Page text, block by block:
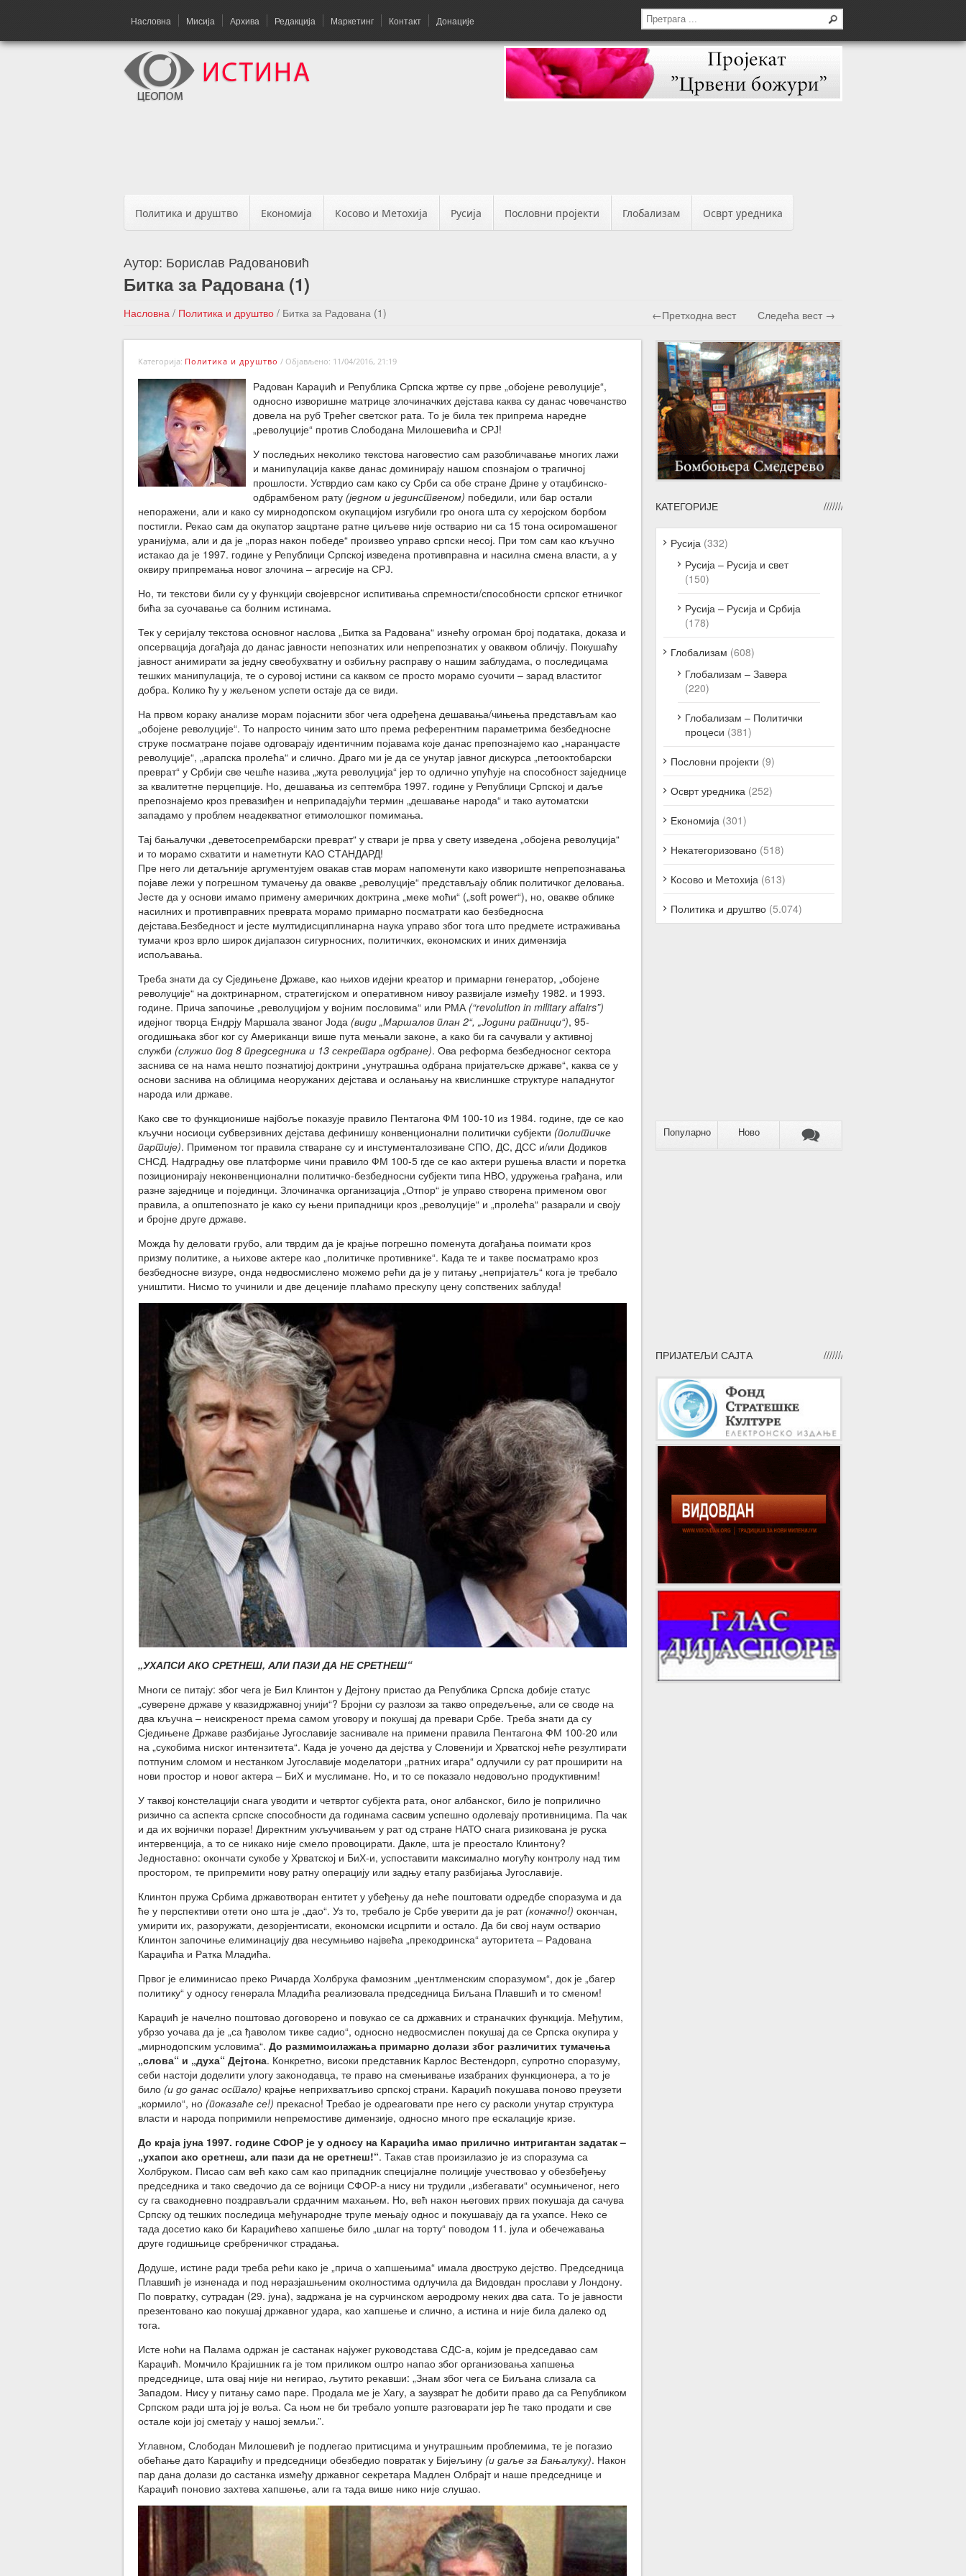
Насловна Мисија Архива Редакција Маркетинг Контакт Донације
Политика и друштво Економија Косово и Метохија Русија Пословни пројекти Глобализам Осврт уредника
Аутор: Борислав Радовановић
Битка за Радована (1)
Насловна / Политика и друштво / Битка за Радована (1) ←Претходна вест Следећа вест →
Категорија: Политика и друштво / Објављено: 11/04/2016, 21:19
Радован Караџић и Република Српска жртве су прве „обојене револуције“,
односно изворишне матрице злочиначких дејстава каква су данас човечанство
довела на руб Трећег светског рата. То је била тек припрема наредне
„револуције“ против Слободана Милошевића и СРЈ!
У последњих неколико текстова наговестио сам разобличавање многих лажи
и манипулација какве данас доминирају нашом спознајом о трагичној
прошлости. Устврдио сам како су Срби са обе стране Дрине у отаџбинско-
одбрамбеном рату (једном и јединственом) победили, или бар остали
непоражени, али и како су мирнодопском окупацијом изгубили гро онога шта су херојском борбом
постигли. Рекао сам да окупатор зацртане ратне циљеве није остварио ни са 15 тона осиромашеног
уранијума, али и да је „пораз након победе“ произвео управо српски несој. При том сам као кључно
истакао да је 1997. године у Републици Српској изведена противправна и насилна смена власти, а у
оквиру припремања новог злочина – агресије на СРЈ.
Но, ти текстови били су у функцији својеврсног испитивања спремности/способности српског етничког
бића за суочавање са болним истинама.
Тек у серијалу текстова основног наслова „Битка за Радована“ изнећу огроман број података, доказа и
опсервација догађаја до данас јавности непознатих или непрепознатих у оваквом обличју. Покушаћу
јавност анимирати за једну свеобухватну и озбиљну расправу о нашим заблудама, о последицама
тешких манипулација, те о суровој истини са каквом се просто морамо суочити – зарад властитог
добра. Колико ћу у жељеном успети остаје да се види.
На првом кораку анализе морам појаснити због чега одређена дешавања/чињења представљам као
„обојене револуције“. То напросто чиним зато што према референтним параметрима безбедносне
струке посматране појаве одговарају идентичним појавама које данас препознајемо као „наранџасте
револуције“, „арапска пролећа“ и слично. Драго ми је да се унутар јавног дискурса „петооктобарски
преврат“ у Србији све чешће назива „жута револуција“ јер то одлично упућује на способност заједнице
за квалитетне перцепције. Но, дешавања из септембра 1997. године у Републици Српској и даље
препознајемо кроз превазиђен и неприпадајући термин „дешавање народа“ и тако аутоматски
западамо у проблем неадекватног етимолошког помимања.
Тај бањалучки „деветосепрембарски преврат“ у ствари је прва у свету изведена „обојена револуција“
и то морамо схватити и наметнути КАО СТАНДАРД!
Пре него ли детаљније аргументујем овакав став морам напоменути како извориште непрепознавања
појаве лежи у погрешном тумачењу да овакве „револуције“ представљају облик политичког деловања.
Јесте да у основи имамо примену америчких доктрина „меке моћи“ („soft power“), но, овакве облике
насилних и противправних преврата морамо примарно посматрати као безбедносна
дејстава.Безбедност и јесте мултидисциплинарна наука управо због тога што предмете истраживања
тумачи кроз врло широк дијапазон сигурносних, политичких, економских и иних димензија
испољавања.
Треба знати да су Сједињене Државе, као њихов идејни креатор и примарни генератор, „обојене
револуције“ на доктринарном, стратегијском и оперативном нивоу развијале између 1982. и 1993.
године. Прича започиње „револуцијом у војним пословима“ или РМА(“revolution in military affairs”)
идејног творца Ендрју Маршала званог Јода (види „Маршалов план 2“, „Јодини ратници“), 95-
огодишњака због ког су Американци више пута мењали законе, а како би га сачували у активној
служби (служио под 8 председника и 13 секретара одбране). Ова реформа безбедносног сектора
заснива се на нама нешто познатијој доктрини „унутрашња одбрана пријатељске државе“, каква се у
основи заснива на облицима неоружаних дејстава и ослањању на квислиншке структуре нападнутог
народа или државе.
Како све то функционише најбоље показује правило Пентагона ФМ 100-10 из 1984. године, где се као
кључни носиоци субверзивних дејстава дефинишу конвенционални политички субјекти (политичке
партије). Применом тог правила стваране су и инстументалозиване СПО, ДС, ДСС и/или Додиков
СНСД. Надградњу ове платформе чини правило ФМ 100-5 где се као актери рушења власти и поретка
позиционирају неконвенционални политичко-безбедносни субјекти типа НВО, удружења грађана, или
разне заједнице и појединци. Злочиначка организација „Отпор“ је управо створена применом овог
правила, а општепознато је како су њени припадници кроз „револуције“ и „пролећа“ разарали и своју
и бројне друге државе.
Можда ћу деловати грубо, али тврдим да је крајње погрешно поменута догађања поимати кроз
призму политике, а њихове актере као „политичке противнике“. Када те и такве посматрамо кроз
безбедносне визуре, онда недвосмислено можемо рећи да је у питању „непријатељ“ кога је требало
уништити. Нисмо то учинили и две деценије плаћамо прескупу цену сопствених заблуда!
„УХАПСИ АКО СРЕТНЕШ, АЛИ ПАЗИ ДА НЕ СРЕТНЕШ“
Многи се питају: због чега је Бил Клинтон у Дејтону пристао да Република Српска добије статус
„суверене државе у квазидржавној унији“? Бројни су разлози за такво опредељење, али се своде на
два кључна – неискреност према самом уговору и покушај да превари Србе. Треба знати да су
Сједињене Државе разбијање Југославије заснивале на примени правила Пентагона ФМ 100-20 или
на „сукобима ниског интензитета“. Када је уочено да дејства у Словенији и Хрватској неће резултирати
потпуним сломом и нестанком Југославије моделатори „ратних игара“ одлучили су рат проширити на
нови простор и новог актера – БиХ и муслимане. Но, и то се показало недовољно продуктивним!
У таквој констелацији снага уводити и четвртог субјекта рата, оног албанског, било је поприлично
ризично са аспекта српске способности да годинама сасвим успешно одолевају противницима. Па чак
и да их војнички поразе! Директним укључивањем у рат од стране НАТО снага ризикована је руска
интервенција, а то се никако није смело провоцирати. Дакле, шта је преостало Клинтону?
Једноставно: окончати сукобе у Хрватској и БиХ-и, успоставити максимално могућу контролу над тим
простором, те припремити нову ратну операцију или задњу етапу разбијања Југославије.
Клинтон пружа Србима државотворан ентитет у убеђењу да неће поштовати одредбе споразума и да
ће у перспективи отети оно шта је „дао“. Уз то, требало је Србе уверити да је рат (коначно!) окончан,
умирити их, разоружати, дезорјентисати, економски исцрпити и остало. Да би свој наум остварио
Клинтон започиње елиминацију два несумњиво највећа „прекодринска“ ауторитета – Радована
Караџића и Ратка Младића.
Првог је елиминисао преко Ричарда Холбрука фамозним „џентлменским споразумом“, док је „багер
политику“ у односу генерала Младића реализовала председница Биљана Плавшић и то сменом!
Караџић је начелно поштовао договорено и повукао се са државних и страначких функција. Међутим,
убрзо уочава да је „са ђаволом тикве садио“, односно недвосмислен покушај да се Српска окупира у
„мирнодопским условима“. До размимоилажања примарно долази због различитих тумачења
„слова“ и „духа“ Дејтона. Конкретно, високи представник Карлос Вестендорп, супротно споразуму,
себи настоји доделити улогу законодавца, те право на смењивање изабраних функционера, а то је
било (и до данас остало) крајње неприхватљиво српској страни. Караџић покушава поново преузети
„кормило“, но (показаће се!) прекасно! Требао је одреаговати пре него су расколи унутар структура
власти и народа попримили непремостиве димензије, односно много пре ескалације кризе.
До краја јуна 1997. године СФОР је у односу на Караџића имао прилично интригантан задатак –
„ухапси ако сретнеш, али пази да не сретнеш!“. Такав став произилазио је из споразума са
Холбруком. Писао сам већ како сам као припадник специјалне полиције учествовао у обезбеђењу
председника и тако сведочио да се војници СФОР-а нису ни трудили „избегавати“ осумњиченог, него
су га свакодневно поздрављали срдачним махањем. Но, већ након његових првих покушаја да сачува
Српску од тешких последица међународне трупе мењају однос и покушавају да га ухапсе. Неко се
тада досетио како би Караџићево хапшење било „шлаг на торту“ поводом 11. јула и обечежавања
друге годишњице сребреничког страдања.
Додуше, истине ради треба рећи како је „прича о хапшењима“ имала двоструко дејство. Председница
Плавшић је изненада и под неразјашњеним околностима одлучила да Видовдан прослави у Лондону.
По повратку, сутрадан (29. јуна), задржана је на сурчинском аеродрому неких два сата. То је јавности
презентовано као покушај државног удара, као хапшење и слично, а истина и није била далеко од
тога.
Исте ноћи на Палама одржан је састанак најужег руководстава СДС-а, којим је председавао сам
Караџић. Момчило Крајишник га је том приликом оштро напао због организовања хапшења
председнице, шта овај није ни негирао, љутито рекавши: „Знам због чега се Биљана слизала са
Западом. Нису у питању само паре. Продала ме је Хагу, а заузврат ће добити право да са Републиком
Српском ради шта јој је воља. Са њом не би требало уопште разговарати јер ће тако продати и све
остале који јој сметају у нашој земљи.”.
Углавном, Слободан Милошевић је подлегао притисцима и унутрашњим проблемима, те је погазио
обећање дато Караџићу и председници обезбедио повратак у Бијељину (и даље за Бањалуку). Након
пар дана долази до састанка између државног секретара Мадлен Олбрајт и наше председнице и
Караџић поновио захтева хапшење, али га тада више нико није слушао.
КАТЕГОРИЈЕ
Русија (332)
Русија – Русија и свет
(150)
Русија – Русија и Србија
(178)
Глобализам (608)
Глобализам – Завера
(220)
Глобализам – Политички
процеси (381)
Пословни пројекти (9)
Осврт уредника (252)
Економија (301)
Некатегоризовано (518)
Косово и Метохија (613)
Политика и друштво (5.074)
Популарно Ново
ПРИЈАТЕЉИ САЈТА